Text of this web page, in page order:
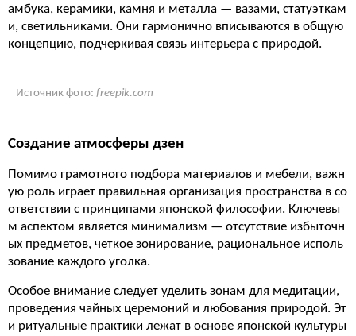
амбука, керамики, камня и металла — вазами, статуэткам
и, светильниками. Они гармонично вписываются в общую
концепцию, подчеркивая связь интерьера с природой.
Источник фото: freepik.com
Создание атмосферы дзен
Помимо грамотного подбора материалов и мебели, важн
ую роль играет правильная организация пространства в со
ответствии с принципами японской философии. Ключевы
м аспектом является минимализм — отсутствие избыточн
ых предметов, четкое зонирование, рациональное исполь
зование каждого уголка.
Особое внимание следует уделить зонам для медитации,
проведения чайных церемоний и любования природой. Эт
и ритуальные практики лежат в основе японской культуры